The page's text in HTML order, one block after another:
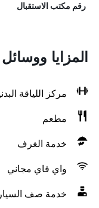
رقم مكتب الاستقبال
المزايا
مركز اللياقة
مطعم
خدمة الغرف
واي فاي مجاني
خدمة صف